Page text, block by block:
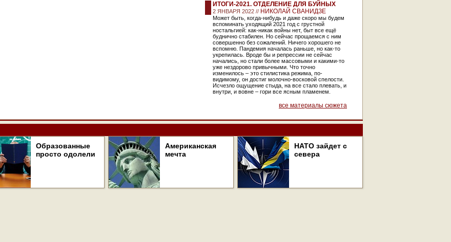
ИТОГИ-2021. ОТДЕЛЕНИЕ ДЛЯ БУЙНЫХ
2 ЯНВАРЯ 2022 // НИКОЛАЙ СВАНИДЗЕ
Может быть, когда-нибудь и даже скоро мы будем
вспоминать уходящий 2021 год с грустной
ностальгией: как-никак войны нет, быт все ещё
буднично стабилен. Но сейчас прощаемся с ним
совершенно без сожалений. Ничего хорошего не
вспомню. Пандемия началась раньше, но как-то
укрепилась. Вроде бы и репрессии не сейчас
начались, но стали более массовыми и какими-то
уже нездорово привычными. Что точно
изменилось – это стилистика режима, по-
видимому, он достиг молочно-восковой спелости.
Исчезло ощущение стыда, на все стало плевать, и
внутри, и вовне – гори все ясным пламенем.
все материалы сюжета
Образованные
просто одолели
Американская
мечта
НАТО зайдет с
севера